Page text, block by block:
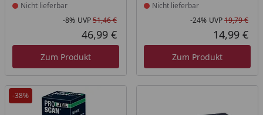
Nicht lieferbar
Rabatt in Prozent
-8%
Ursprünglicher Preis
UVP51,46 €
Aktueller Preis
46,99 €
Zum Produkt
Nicht lieferbar
-24% UVP19,79 €
14,99 €
Zum Produkt
-38%